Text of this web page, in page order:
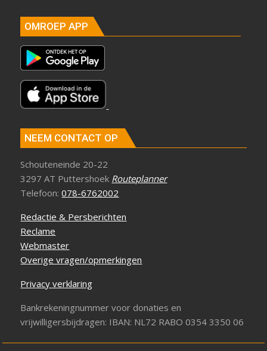
OMROEP APP
NEEM CONTACT OP
Schouteneinde 20-22
3297 AT Puttershoek Routeplanner
Telefoon:078-6762002
Redactie & Persberichten
Reclame
Webmaster
Overige vragen/opmerkingen
Privacy verklaring
Bankrekeningnummer voor donaties en
vrijwilligersbijdragen: IBAN: NL72 RABO 0354 3350 06